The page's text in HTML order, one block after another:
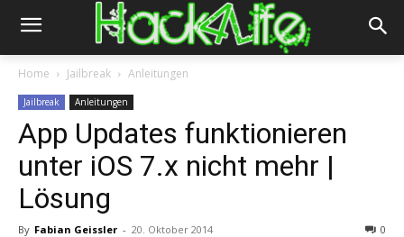
Home Jailbreak Anleitungen
Jailbreak Anleitungen
App Updates funktionieren
unter iOS 7.x nicht mehr |
Lösung
By Fabian Geissler - 20. Oktober 2014 0